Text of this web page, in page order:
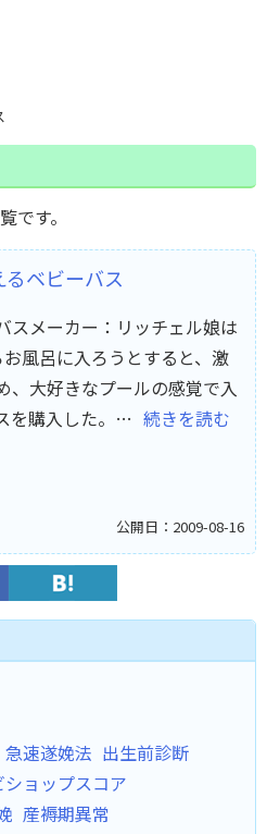
です。
ベビーバス
スメーカー：リッチェル娘は
風呂に入ろうとすると、激
、大好きなプールの感覚で入
を購入した。… 続きを読む
公開日：2009-08-16
急速遂娩法 出生前診断
ショップスコア
産褥期異常